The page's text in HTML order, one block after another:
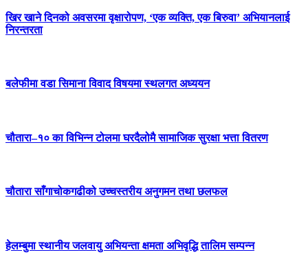
खिर खाने दिनको अवसरमा वृक्षारोपण, ‘एक व्यक्ति, एक बिरुवा’ अभियानलाई
निरन्तरता
बलेफीमा वडा सिमाना विवाद विषयमा स्थलगत अध्ययन
चौतारा–१० का विभिन्न टोलमा घरदैलोमै सामाजिक सुरक्षा भत्ता वितरण
चौतारा साँगाचोकगढीको उच्चस्तरीय अनुगमन तथा छलफल
हेलम्बुमा स्थानीय जलवायु अभियन्ता क्षमता अभिवृद्धि तालिम सम्पन्न